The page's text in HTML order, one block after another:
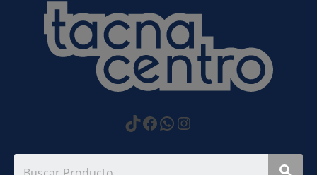
https://
Facebook
WhatsApp
Instagram